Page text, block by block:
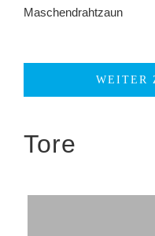
Maschendrahtzaun
WEITER
Tore